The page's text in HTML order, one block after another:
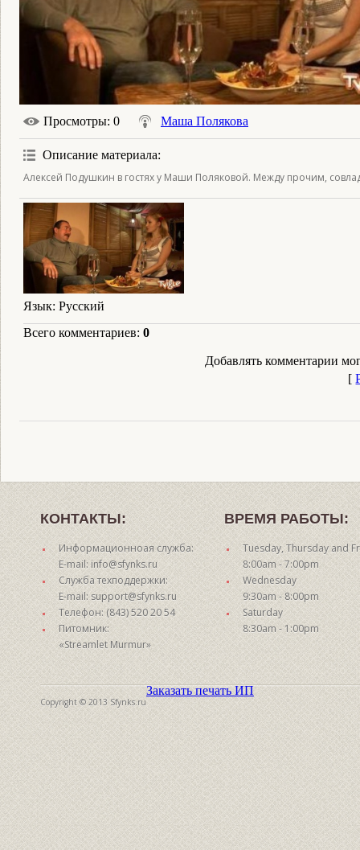
Просмотры: 0 Маша Полякова
Описание материала:
Алексей Подушкин в гостях у Маши Поляковой. Между прочим,
Язык: Русский
Всего комментариев: 0
Добавлять комментарии
[
КОНТАКТЫ:
Информационноая служба:
E-mail: info@sfynks.ru
Служба техподдержки:
E-mail: support@sfynks.ru
Телефон: (843) 520 20 54
Питомник:
«Streamlet Murmur»
ВРЕМЯ РАБОТЫ:
Tuesday, Thursday and
8:00am - 7:00pm
Wednesday
9:30am - 8:00pm
Saturday
8:30am - 1:00pm
Copyright © 2013 Sfynks.ru
Заказать печать ИП